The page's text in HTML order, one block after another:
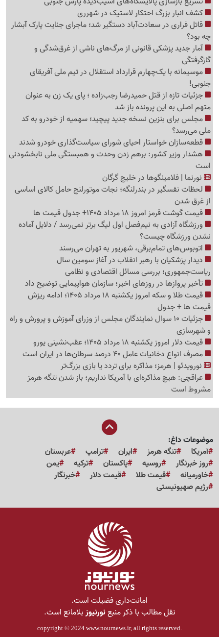
کشف انبار بزرگ احتکار لاستیک در شهرری
قاتل فراری در سعادت‌آباد دستگیر شد؛ ماجرای جنایت پارک آبشار
چه بود؟
آمار جدید پزشکی قانونی از مرگ‌های ناشی از غرق‌شدگی و
گازگرفتگی
موسیمانه با یک‌چهارم قرارداد استقلال در تیم ملی آفریقای
جنوبی!
جزئیات تازه از قتل حمیدرضا رجب‌زاده ؛ پای یک زن به عنوان
متهم اصلی به این پرونده باز شد
مجلس برای بنزین نسخه جدید پیچید؛ سهمیه از خودرو به کد
ملی می‌رسد؟
قطعه‌سازان خواستار احیای شورای سیاست‌گذاری خودرو شدند
هشدار وزیر کشور: برهم زدن وحدت و همبستگی ملی نابخشودنی
است
نورنما | فلامینگوها در خلیج گرگان
لحظات نفسگیر در بندرلنگه؛ نجات موتورلنج حامل کالای اساسی
از غرق شدن
قیمت گوشت قرمز امروز 18 مرداد 1405+ جدول قیمت ها
ورزشگاه آزادی به نیم‌فصل اول لیگ برتر نمی‌رسد / دلایل آماده
نشدن ورزشگاه چیست؟
اتوبوس‌های تمام‌برقی، شهریور به تهران می‌رسند
دیدار پزشکیان با رهبر انقلاب در آغاز سومین سال
ریاست‌جمهوری؛ بررسی مسائل اقتصادی و نظامی
تأخیر پروازها در روزهای اخیر؛ سازمان هواپیمایی توضیح داد
قیمت طلا و سکه امروز یکشنبه 18 مرداد 1405؛ ادامه ریزش
قیمت ها + جدول
جزئیات 10 سوال نمایندگان مجلس از وزرای آموزش و پرورش و راه
و شهرسازی
قیمت دلار امروز یکشنبه 18 مرداد 1405؛ عقب‌نشینی یورو
مصرف انواع دخانیات عامل 40 درصد سرطان‌ها در ایران است
نورویدئو | هرمز؛ مذاکره برای تردد یا بازی بزرگ‌تر
عراقچی: هیچ مذاکره‌ای با آمریکا نداریم؛ باز شدن تنگه هرمز
مشروط است
موضوعات داغ:
آمریکا
تنگه هرمز ایران ترامپ
عربستان
روز خبرنگار
روسیه پاکستان ترکیه
یمن
خاورمیانه
قیمت طلا قیمت دلار
خبرنگار
رژیم صهیونیستی
امانت‌داری فضیلت است.
نقل مطالب با ذکر منبعنورنیوزبلامانع است.
copyright © 2024 www.nournews.ir, all rights reserved.